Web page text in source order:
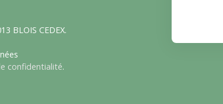
BLOIS CEDEX.
confidentialité.